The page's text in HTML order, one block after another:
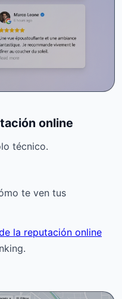
online
técnico.
te ven tus
la reputación online